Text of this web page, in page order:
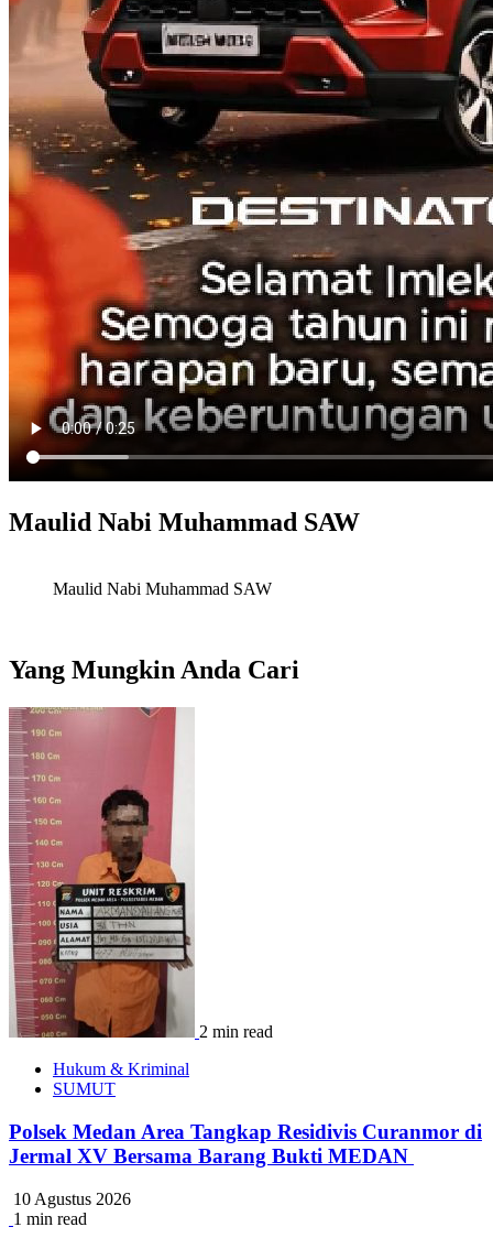
Maulid Nabi Muhammad SAW
Maulid Nabi Muhammad SAW
Yang Mungkin Anda Cari
2 min read
Hukum & Kriminal
SUMUT
Polsek Medan Area Tangkap Residivis Curanmor di
Jermal XV Bersama Barang Bukti MEDAN
10 Agustus 2026
1 min read